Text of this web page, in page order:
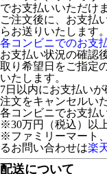
でお支払いいただけ
ご注文後に、お支払
らお送りいたします。
各コンビニでのお支
お支払い状況の確認
取り希望日をご指定
いたします。
7日以内にお支払い
注文をキャンセルい
各コンビニでお支払
※30万円（税込）以
※ファミリーマート
るお問い合わせは楽
配送について